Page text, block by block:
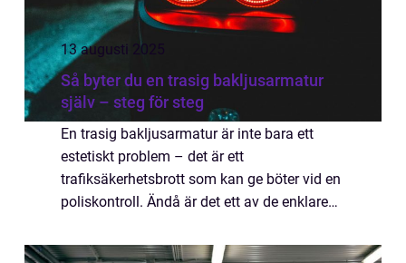
13 augusti 2025
Så byter du en trasig bakljusarmatur
själv – steg för steg
En trasig bakljusarmatur är inte bara ett
estetiskt problem – det är ett
trafiksäkerhetsbrott som kan ge böter vid en
poliskontroll. Ändå är det ett av de enklare